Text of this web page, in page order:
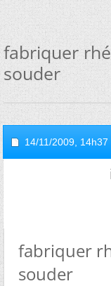
fabriquer
souder
14/11/2009, 14h37
fabriquer
souder